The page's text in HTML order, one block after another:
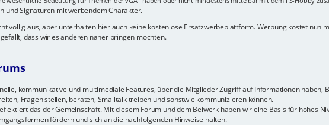
und Signaturen mit werbendem Charakter.
völlig aus, aber unterhalten hier auch keine kostenlose Ersatzwerbeplattform. Werbung kostet nun
dass wir es anderen näher bringen möchten.
kommunikative und multimediale Features, über die Mitglieder Zugriff auf Informationen haben,
Fragen stellen, beraten, Smalltalk treiben und sonstwie kommunizieren können.
das der Gemeinschaft. Mit diesem Forum und dem Beiwerk haben wir eine Basis für hohes
fördern und sich an die nachfolgenden Hinweise halten.